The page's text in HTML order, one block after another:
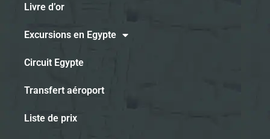
Livre d’or
Excursions en Egypte
Circuit Egypte
Transfert aéroport
Liste de prix